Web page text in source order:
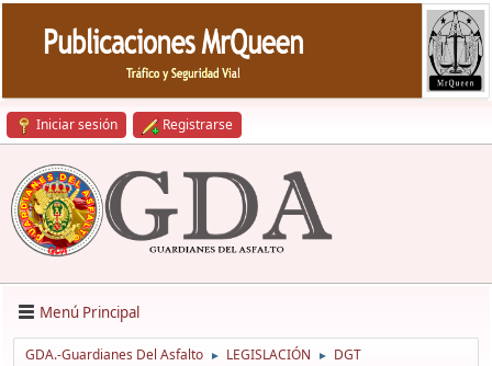
Iniciar sesión Registrarse
Menú Principal
GDA.-Guardianes Del Asfalto ► LEGISLACIÓN ► DGT